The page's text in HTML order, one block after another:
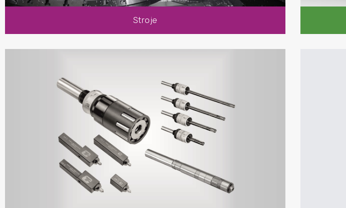
Stroje
Zápichové nástroje
ZX systémy
Popisovací a odjehlovací nástroje
Popisovací nástroje
Odjehlovací nástroje